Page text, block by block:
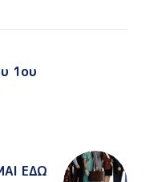
1ου
ΕΔΩ